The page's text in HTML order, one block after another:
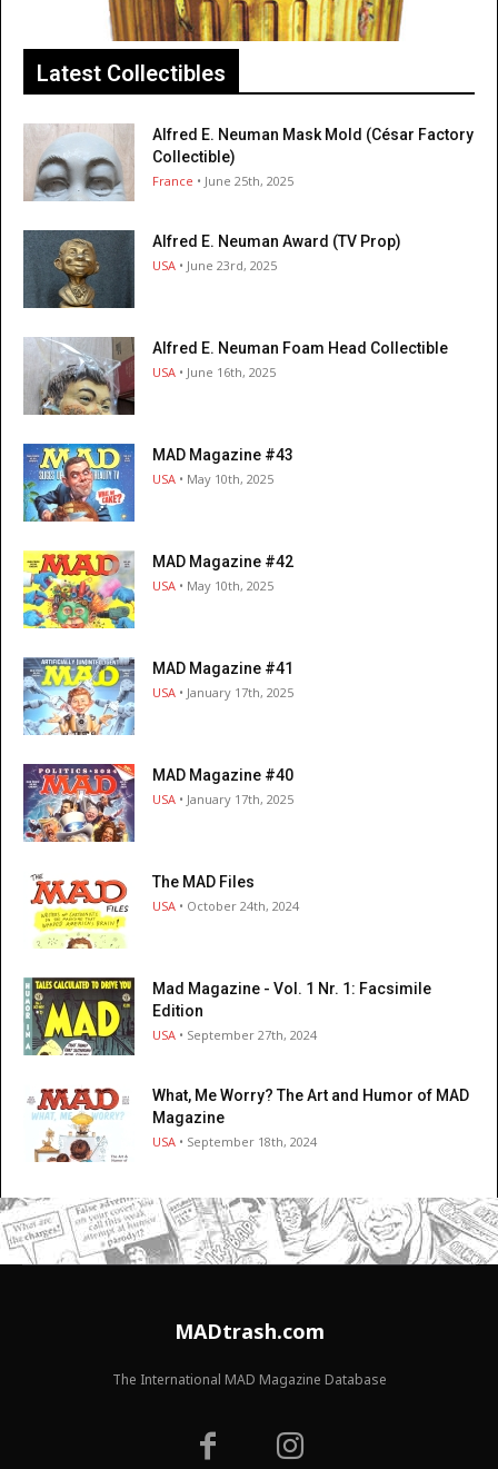
Latest Collectibles
Alfred E. Neuman Mask Mold (César Factory
Collectible)
France • June 25th, 2025
Alfred E. Neuman Award (TV Prop)
USA • June 23rd, 2025
Alfred E. Neuman Foam Head Collectible
USA • June 16th, 2025
MAD Magazine #43
USA • May 10th, 2025
MAD Magazine #42
USA • May 10th, 2025
MAD Magazine #41
USA • January 17th, 2025
MAD Magazine #40
USA • January 17th, 2025
The MAD Files
USA • October 24th, 2024
Mad Magazine - Vol. 1 Nr. 1: Facsimile
Edition
USA • September 27th, 2024
What, Me Worry? The Art and Humor of MAD
Magazine
USA • September 18th, 2024
MADtrash.com
The International MAD Magazine Database